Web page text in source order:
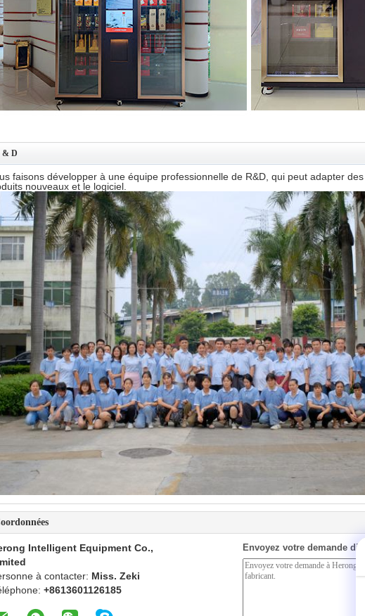
& D
faisons développer à une équipe professionnelle de R&D, qui peut adapter
nouveaux et le logiciel
Intelligent Equipment Co.,
à contacter: Miss. Zeki
+8613601126185
Envoyez votre demande